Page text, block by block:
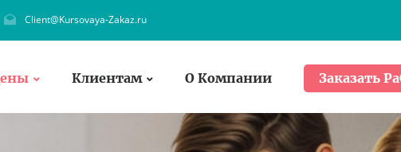
Client@Kursovaya-Zakaz.ru
Клиентам О Компании Заказать